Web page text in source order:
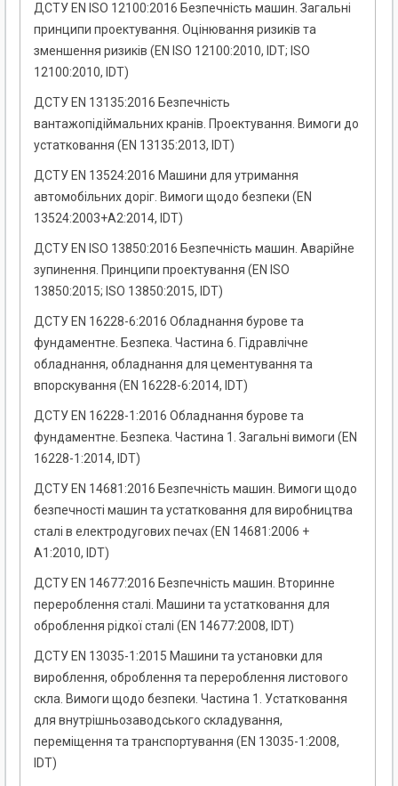
ДСТУ EN ISO 12100:2016 Безпечність машин. Загальні
принципи проектування. Оцінювання ризиків та
зменшення ризиків (EN ISO 12100:2010, IDT; ISO
12100:2010, IDT)
ДСТУ EN 13135:2016 Безпечність
вантажопідіймальних кранів. Проектування. Вимоги до
устатковання (EN 13135:2013, IDT)
ДСТУ EN 13524:2016 Машини для утримання
автомобільних доріг. Вимоги щодо безпеки (EN
13524:2003+А2:2014, IDT)
ДСТУ EN ISO 13850:2016 Безпечність машин. Аварійне
зупинення. Принципи проектування (EN ISO
13850:2015; ISO 13850:2015, IDT)
ДСТУ EN 16228-6:2016 Обладнання бурове та
фундаментне. Безпека. Частина 6. Гідравлічне
обладнання, обладнання для цементування та
впорскування (EN 16228-6:2014, IDT)
ДСТУ EN 16228-1:2016 Обладнання бурове та
фундаментне. Безпека. Частина 1. Загальні вимоги (EN
16228-1:2014, IDT)
ДСТУ EN 14681:2016 Безпечність машин. Вимоги щодо
безпечності машин та устатковання для виробництва
сталі в електродугових печах (EN 14681:2006 +
А1:2010, IDT)
ДСТУ EN 14677:2016 Безпечність машин. Вторинне
перероблення сталі. Машини та устатковання для
оброблення рідкої сталі (EN 14677:2008, IDT)
ДСТУ EN 13035-1:2015 Машини та установки для
вироблення, оброблення та перероблення листового
скла. Вимоги щодо безпеки. Частина 1. Устатковання
для внутрішньозаводського складування,
переміщення та транспортування (EN 13035-1:2008,
IDT)